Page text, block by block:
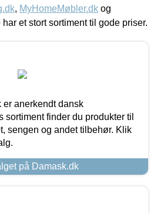
, MyHomeMøbler.dk og
har et stort sortiment til gode priser.
er anerkendt dansk
sortiment finder du produkter til
sengen og andet tilbehør. Klik
på Damask.dk